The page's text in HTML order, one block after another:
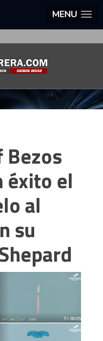
MENU
Bezos
éxito el
al
su